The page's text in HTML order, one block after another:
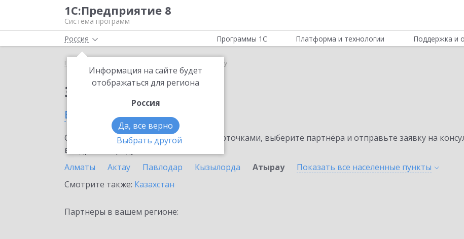
1С:Предприятие 8
Система программ
Россия
Информация на сайте будет
отображаться для региона
Россия
Да, все верно
Выбрать другой
Программы 1С Платформа и технологии Поддержка и
Главная mag1c в Атырау
Заказать mag1c
в Атырау
Ознакомьтесь с информационными карточками, выберите партнёра и отправьте заявку на
внедрение продукта.
Алматы
Актау Павлодар Кызылорда Атырау Показать все населенные пункты
Смотрите также: Казахстан
Партнеры в вашем регионе: